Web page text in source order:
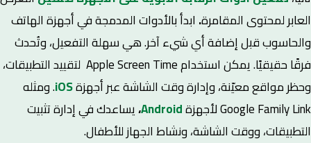
العابر لمحتوى المقامرة. ابدأ بالأدوات المدمجة في أجهزة الهاتف
والحاسوب قبل إضافة أي شيء آخر. هي سهلة التفعيل، وتُحدث
فرقًا حقيقيًا. يمكن استخدام Apple Screen Time لتقييد التطبيقات،
وحظر مواقع معيّنة، وإدارة وقت الشاشة عبر أجهزةiOS. ومثله
Google Family Link لأجهزة
،يساعدك في إدارة تثبيت
التطبيقات، ووقت الشاشة، ونشاط الجهاز للأطفال.